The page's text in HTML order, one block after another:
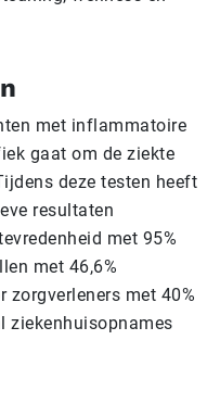
met inflammatoire
gaat om de ziekte
deze testen heeft
resultaten
met 95%
met 46,6%
zorgverleners met 40%
ziekenhuisopnames